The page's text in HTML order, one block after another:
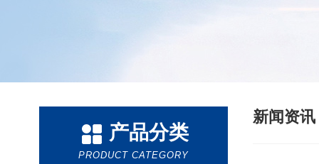
产品分类
PRODUCT CATEGORY
新闻资讯